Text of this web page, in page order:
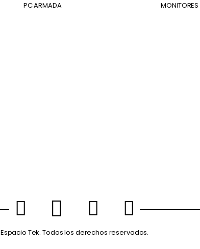
PC ARMADA MONITORES
Espacio Tek. Todos los derechos reservados.